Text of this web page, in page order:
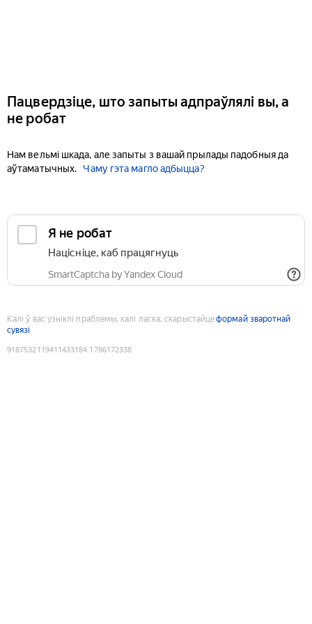
Пацвердзіце, што запыты адпраўлялі вы, а
не робат
Нам вельмі шкада, але запыты з вашай прылады падобныя да
аўтаматычных.
Чаму гэта магло адбыцца?
Я не робат
Націсніце, каб працягнуць
SmartCaptcha by Yandex Cloud
Калі ў вас узніклі праблемы, калі ласка, скарыстайцеформай зваротнай
сувязі
9187532119411433184:1786172338